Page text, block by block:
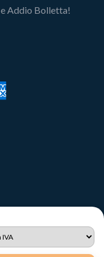
Addio Bolletta!
IT12731330960